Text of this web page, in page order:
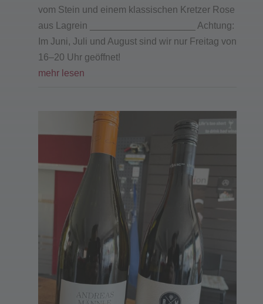
vom Stein und einem klassischen Kretzer Rose
aus Lagrein ____________________ Achtung:
Im Juni, Juli und August sind wir nur Freitag von
16–20 Uhr geöffnet!
mehr lesen